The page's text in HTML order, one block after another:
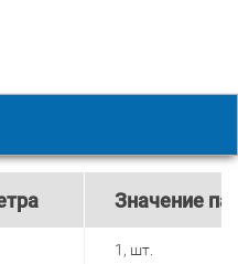
Значение
1, шт.